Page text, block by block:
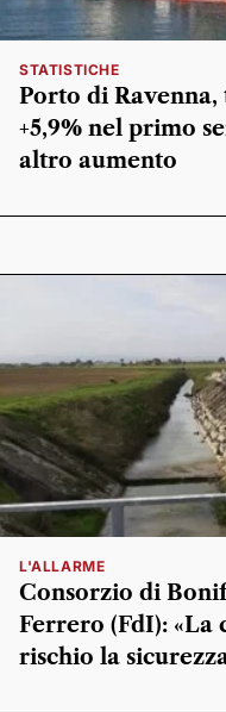
STATISTICHE
Porto di
+5,9% nel primo
altro aumento
L'ALLARME
Consorzio di
Ferrero (FdI): «La
rischio la